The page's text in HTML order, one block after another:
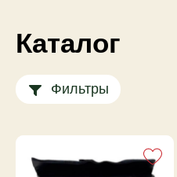
Каталог
Фильтры